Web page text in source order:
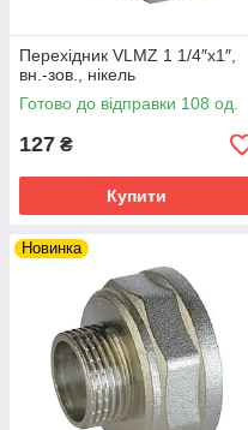
Перехідник VLMZ 1 1/4″х1″,
вн.-зов., нікель
Готово до відправки 108 од.
127 ₴
Купити
Новинка